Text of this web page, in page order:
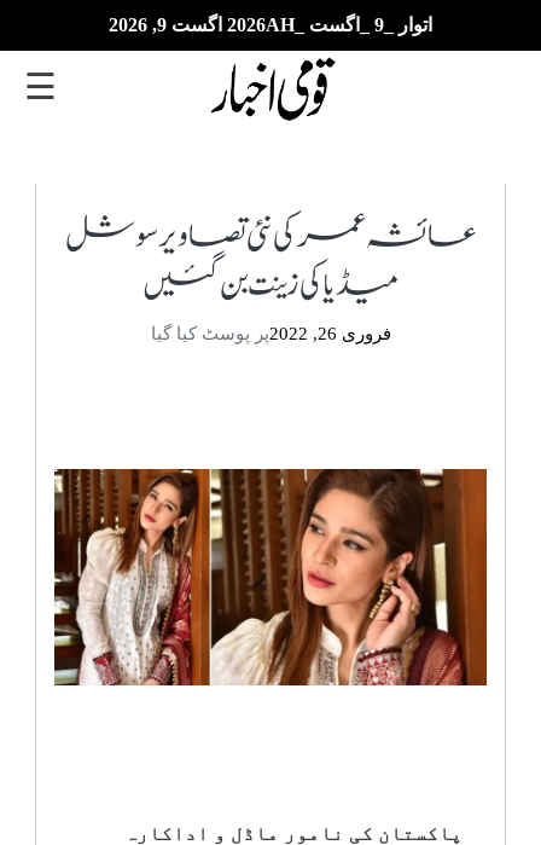
اتوار _9 _اگست _2026AH اگست 9, 2026
ترین
الاقوامی
خبریں
انٹرٹینمنٹ
صحت
☰
عائشہ عمر کی نئی تصاویر سوشل
میڈیا کی زینت بن گئیں
فروری 26, 2022 پر پوسٹ کیا گیا
پاکستان کی نامور ماڈل و اداکارہ